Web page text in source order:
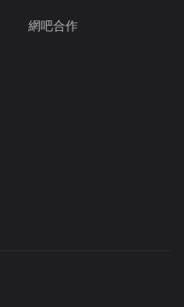
網吧合作